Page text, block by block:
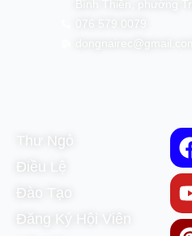
Bình Thiền, phường
Thư Ngỏ
Điều Lệ
Đào Tạo
Đăng Ký Hội Viên